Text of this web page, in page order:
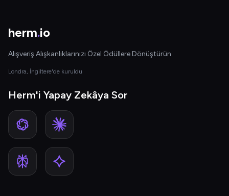
herm.io
Alışveriş Alışkanlıklarınızı Özel Ödüllere Dönüştürün
Londra, İngiltere'de kuruldu
Herm'i Yapay Zekâya Sor